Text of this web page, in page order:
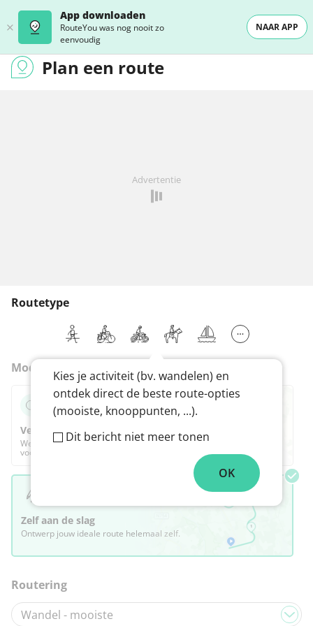
App downloaden
RouteYou was nog nooit zo
eenvoudig
NAAR APP
Plan een route
Advertentie
Routetype
Modus
Verras me
We stellen de best route voor op basis van jouw
voorkeuren, die je daarna volledig kan aanpassen.
Zelf aan de slag
Ontwerp jouw ideale route helemaal zelf.
Routering
Kies je activiteit (bv. wandelen) en
ontdek direct de beste route-opties
(mooiste, knooppunten, ...).
Dit bericht niet meer tonen
OK